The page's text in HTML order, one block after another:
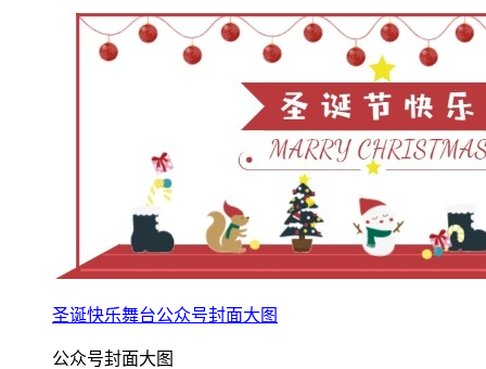
圣诞快乐舞台公众号封面大图
公众号封面大图